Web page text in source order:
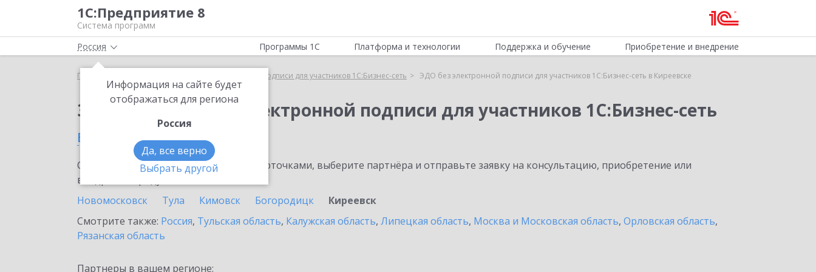
1С:Предприятие 8
Система программ
Россия
Информация на сайте будет
отображаться для региона
Россия
Да, все верно
Выбрать другой
Программы 1С Платформа и технологии Поддержка и обучение Приобретение и внедрение
Главная ЭДО без электронной подписи для участников 1С:Бизнес-сеть ЭДО без электронной подписи для участников 1С:Бизнес-сеть в Киреевске
Заказать ЭДО без электронной подписи для участников 1С:Бизнес-сеть
в Киреевске
Ознакомьтесь с информационными карточками, выберите партнёра и отправьте заявку на консультацию, приобретение или
внедрение продукта.
Новомосковск
Тула Кимовск Богородицк
Киреевск
Смотрите также: Россия, Тульская область, Калужская область, Липецкая область, Москва и Московская область, Орловская область,
Рязанская область
Партнеры в вашем регионе: